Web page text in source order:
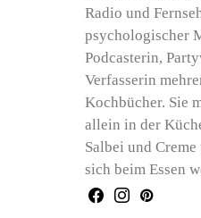
Radio und
psychologischer
Podcasterin,
Verfasserin
Kochbücher. Sie
allein in der
Salbei und
sich beim Essen